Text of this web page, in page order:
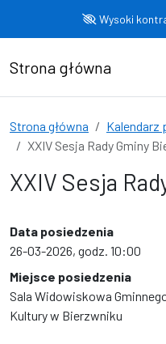
Wysoki
Strona główna
Strona główna
Kalendarz
XXIV Sesja Rady Gminy
XXIV Sesja
Data posiedzenia
26-03-2026, godz. 10:00
Miejsce posiedzenia
Sala Widowiskowa
Kultury w Bierzwniku